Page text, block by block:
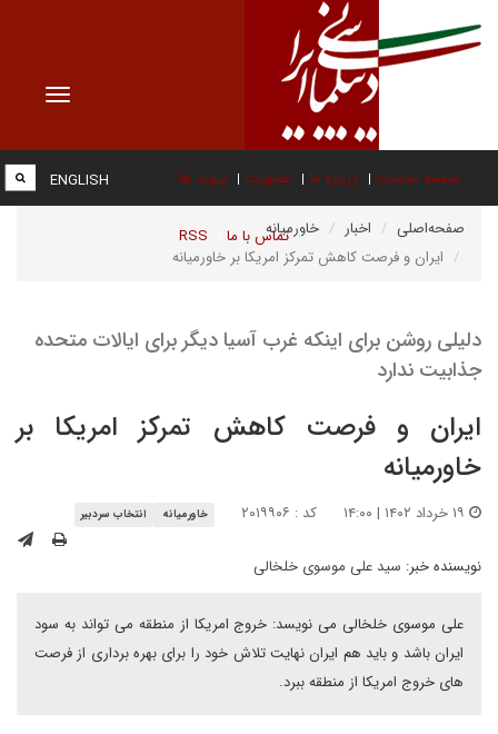
Toggle
صفحه نخست درباره ما عضویت پیوند ها
تماس با ما RSS
ENGLISH
صفحه‌اصلی اخبار
خاورمیانه
ایران و فرصت کاهش تمرکز امریکا بر خاورمیانه
دلیلی روشن برای اینکه غرب آسیا دیگر برای ایالات متحده
جذابیت ندارد
ایران و فرصت کاهش تمرکز امریکا بر
خاورمیانه
کد : ۲۰۱۹۹۰۶ خاورمیانه انتخاب سردبیر
نویسنده خبر: سید علی موسوی خلخالی
علی موسوی خلخالی می نویسد: خروج امریکا از منطقه می تواند به سود
ایران باشد و باید هم ایران نهایت تلاش خود را برای بهره برداری از فرصت
های خروج امریکا از منطقه ببرد.